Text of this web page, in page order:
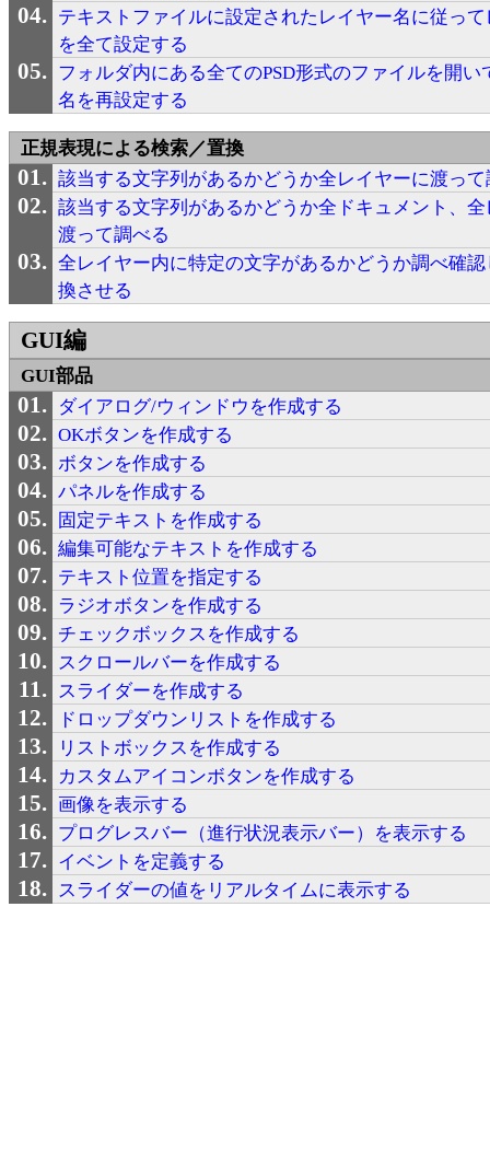
テキストファイルに設定されたレイヤー名に従っ
を全て設定する
フォルダ内にある全てのPSD形式のファイルを開い
名を再設定する
正規表現による検索／置換
該当する文字列があるかどうか全レイヤーに渡っ
該当する文字列があるかどうか全ドキュメント、
渡って調べる
全レイヤー内に特定の文字があるかどうか調べ確
換させる
GUI編
GUI部品
ダイアログ/ウィンドウを作成する
OKボタンを作成する
ボタンを作成する
パネルを作成する
固定テキストを作成する
編集可能なテキストを作成する
テキスト位置を指定する
ラジオボタンを作成する
チェックボックスを作成する
スクロールバーを作成する
スライダーを作成する
ドロップダウンリストを作成する
リストボックスを作成する
カスタムアイコンボタンを作成する
画像を表示する
プログレスバー（進行状況表示バー）を表示する
イベントを定義する
スライダーの値をリアルタイムに表示する